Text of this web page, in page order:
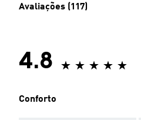
Avaliações (117)
4.8
Conforto